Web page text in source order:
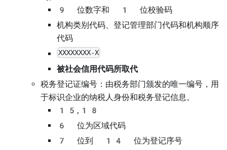
9 位数字和 1 位校验码
机构类别代码、登记管理部门代码和机构顺序
代码
XXXXXXXX-X
被社会信用代码所取代
税务登记证编号：由税务部门颁发的唯一编号，用
于标识企业的纳税人身份和税务登记信息。
15,18
6 位为区域代码
7 位到 14 位为登记序号